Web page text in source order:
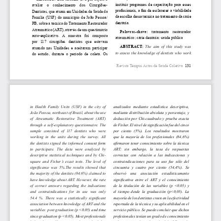
Revista Tempus Actas de Saúde Coletiva
  131
avaliar    o    conhecimento    dos    Cirurgiões-
Dentistas, que atuam em Unidades de Saúde da
Família  (USF)  do  município  de  João  Pessoa/
PB, sobre a técnica do Tratamento Restaurador
Atraumático (ART), através de um questionário
auto-explicativo.   A   amostra   foi   composta
por   117   cirurgiões   dentistas   que   estavam
atuando  nas  Unidades  e  aceitaram  participar
do  estudo,  durante  o  período  de  coleta.  Os
instituir  programas  de  capacitação  para  esses
profissionais, a fim de esclarecer a viabilidade
da escolha dessa técnica no tratamento da cárie
dentária.
Palavras-chave:
    tratamento    restaurador
atraumático; cárie dentária; saúde pública
ABSTRACT: The  aim  of  this  study  was
to  assess  the  knowledge  of  dentists  who  work
in  Health  Family  Units  (USF)  in  the  city  of
João Pessoa, northeast of Brazil, about the use
of  Atraumatic  Restorative  Treatment  (ART)
through  a  self-explanatory  questionnaire.  The
sample  consisted  of  117  dentists  who  were
working  in  the  units  during  the  survey.  All
the  dentists  signed  the  informed consent  form
to  participate.  The  data were  analyzed  by
descriptive  statistical  techniques  and  by  Chi-
square  and  Fisher’s  exact  tests.  The  level  of
significance  was  5%.The  results  showed  that
the majority of the dentists (84.6%) claimed to
have knowledge about ART. However, the rate
of  correct  answers  regarding  the  indications
and  contraindications  for  its  use  was  only
54.4  %.  There  was  a  statistically  significant
association between knowledge of ART and the
variables: post graduation (p <0.05) and time
since graduation (p <0.05). Most professionals
analizados  mediante  estadística  descriptiva,
mediante distribución absoluta y porcentaje, y
deducción  por  Chi-cuadrado  y  prueba  exacta
de Fisher. El nivel de significación fue del cinco
por  ciento  (5%).  Los  resultados  mostraron
que  la  mayoría  de  los  profesionales  (84,6%)
afirmaron tener conocimiento sobre la técnica
ART;   sin   embargo,   la   tasa   de   respuestas
correctas  con  relación  a  las  indicaciones  y
contraindicaciones  para  su  uso  fue  sólo  del
cincuenta  y  cuatro  por  ciento  (54,4%).  Se
observó    una    asociación    estadísticamente
significativa  entre  el  ART  y  el  conocimiento
de  la  titulación  de  las  variables  (p  <0.05)  y
el  tiempo  desde  la  graduación  (p<0,05).  La
mayoría de los dentistas creen en la efectividad
reportada de la técnica y su aplicabilidad en el
servicio público. Se puede concluir que dichos
profesionales tenían un grado de conocimiento